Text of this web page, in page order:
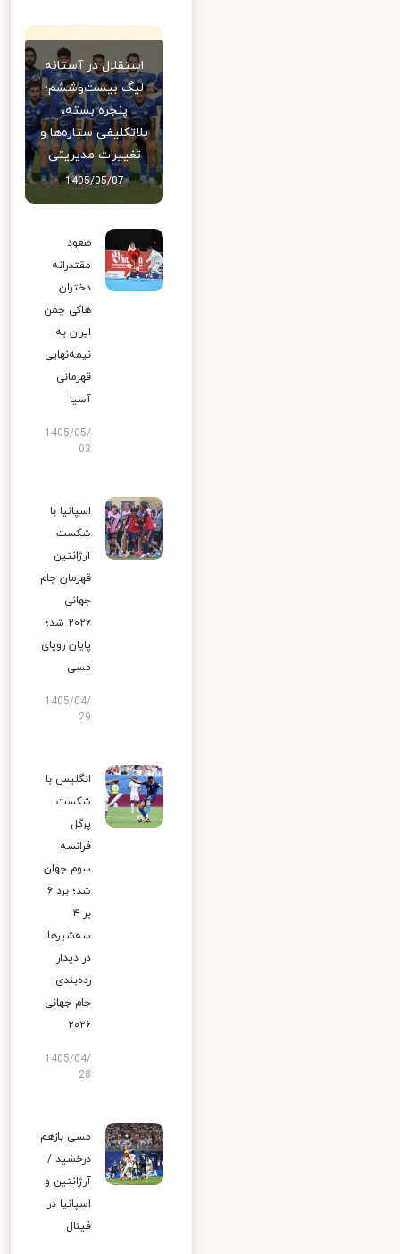
استقلال در آستانه
لیگ بیست‌وششم؛
پنجره بسته،
بلاتکلیفی ستاره‌ها و
تغییرات مدیریتی
1405/05/07
صعود
مقتدرانه
دختران
هاکی چمن
ایران به
نیمه‌نهایی
قهرمانی
آسیا
1405/05/
03
اسپانیا با
شکست
آرژانتین
قهرمان جام
جهانی
۲۰۲۶ شد؛
پایان رویای
مسی
1405/04/
29
انگلیس با
شکست
پرگل
فرانسه
سوم جهان
شد؛ برد ۶
بر ۴
سه‌شیرها
در دیدار
رده‌بندی
جام جهانی
۲۰۲۶
1405/04/
28
مسی بازهم
درخشید /
آرژانتین و
اسپانیا در
فینال